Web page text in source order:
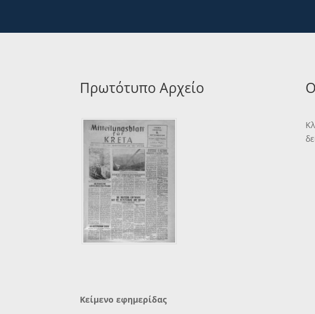
Πρωτότυπο Αρχείο
Κείμενο εφημερίδας